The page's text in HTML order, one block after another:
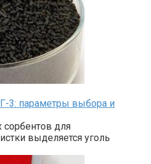
3: параметры выбора и
для
выделяется уголь